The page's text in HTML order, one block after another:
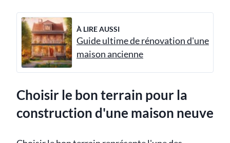
À LIRE AUSSI
Guide ultime de rénovation d'une
maison ancienne
Choisir le bon terrain pour la
construction d'une maison neuve